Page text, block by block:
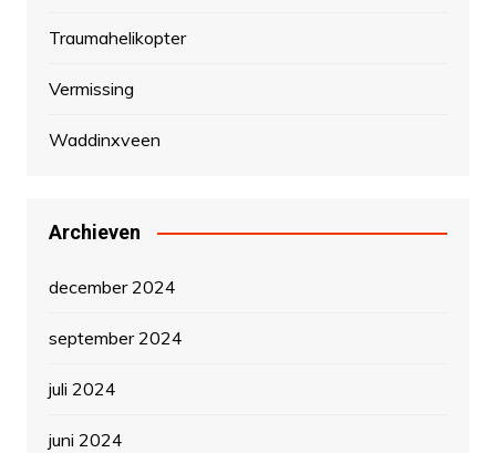
Traumahelikopter
Vermissing
Waddinxveen
Archieven
december 2024
september 2024
juli 2024
juni 2024